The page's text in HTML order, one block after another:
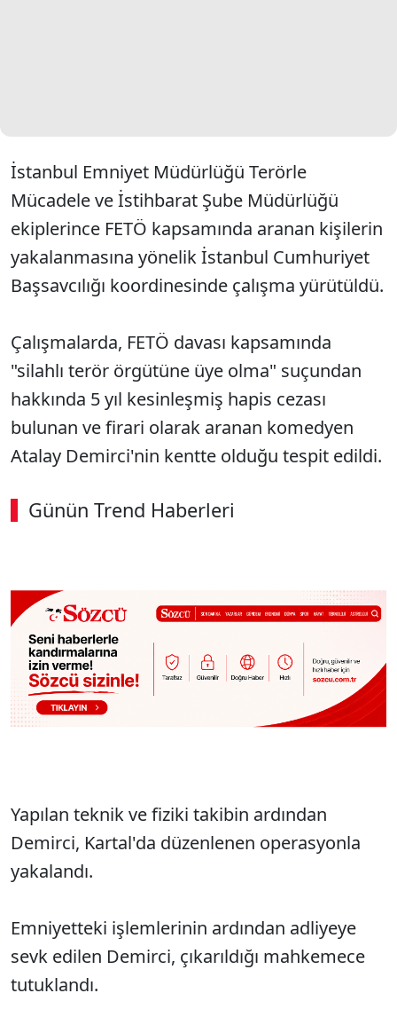
İstanbul Emniyet Müdürlüğü Terörle
Mücadele ve İstihbarat Şube Müdürlüğü
ekiplerince FETÖ kapsamında aranan kişilerin
yakalanmasına yönelik İstanbul Cumhuriyet
Başsavcılığı koordinesinde çalışma yürütüldü.
Çalışmalarda, FETÖ davası kapsamında
"silahlı terör örgütüne üye olma" suçundan
hakkında 5 yıl kesinleşmiş hapis cezası
bulunan ve firari olarak aranan komedyen
Atalay Demirci'nin kentte olduğu tespit edildi.
Günün Trend Haberleri
Yapılan teknik ve fiziki takibin ardından
Demirci, Kartal'da düzenlenen operasyonla
yakalandı.
Emniyetteki işlemlerinin ardından adliyeye
sevk edilen Demirci, çıkarıldığı mahkemece
tutuklandı.